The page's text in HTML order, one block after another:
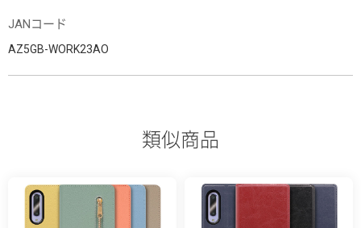
JANコード
AZ5GB-WORK23AO
類似商品